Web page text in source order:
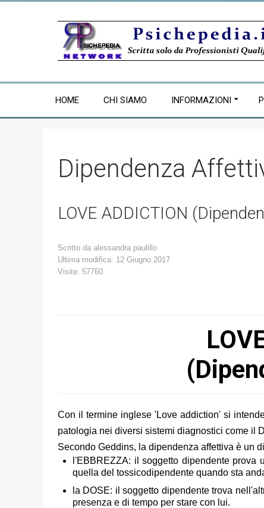
HOME CHI SIAMO INFORMAZIONI
Dipendenza
LOVE ADDICTION
Scritto da alessandra paulillo
Ultima modifica: 12 Giugno 2017
Visite: 57760
Con il termine inglese 'Love addiction' si
patologia nei diversi sistemi diagnostici come il
Secondo Geddins, la dipendenza affettiva è un
l'EBBREZZA: il soggetto dipendente
quella del tossicodipendente quando sta
la DOSE: il soggetto dipendente trova
presenza e di tempo per stare con lui.